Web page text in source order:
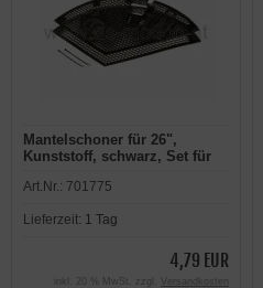
Mantelschoner für 26",
Kunststoff, schwarz, Set für
Art.Nr.: 701775
Lieferzeit: 1 Tag
4,79 EUR
inkl. 20 % MwSt. zzgl. Versandkosten